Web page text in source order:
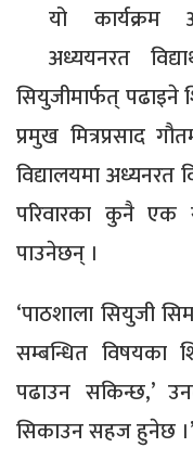
यो कार्यक्रम
अध्ययनरत
सियुजीमार्फत्
प्रमुख मित्रप्रसाद
विद्यालयमा अध्यनरत
परिवारका कुनै एक
पाउनेछन् ।
‘पाठशाला सियुजी
सम्बन्धित विषयका
पढाउन सकिन्छ,’
सिकाउन सहज हुनेछ ।’